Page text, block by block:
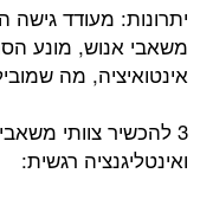
יתרונות: מעודד
משאבי אנוש, מונע
אינטואיציה, מה
3 להכשיר צוותי
ואינטליגנציה רגשית: